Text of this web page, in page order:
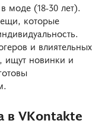
моде (18-30 лет).
которые
и влиятельных
ищут новинки и
в VKontakte